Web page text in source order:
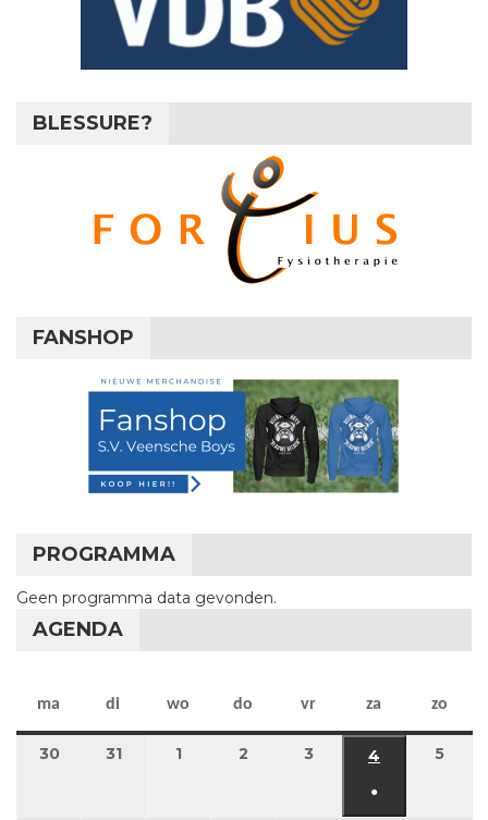
BLESSURE?
FANSHOP
PROGRAMMA
Geen programma data gevonden.
AGENDA
ma maandag
di dinsdag
wo woensdag
do donderdag
vr vrijdag
za zaterdag
zo
3030 maart 2026
3131 maart 2026
11 april 2026
2 2 april 2026
3 3 april 2026
4 4 april 2026
●
5